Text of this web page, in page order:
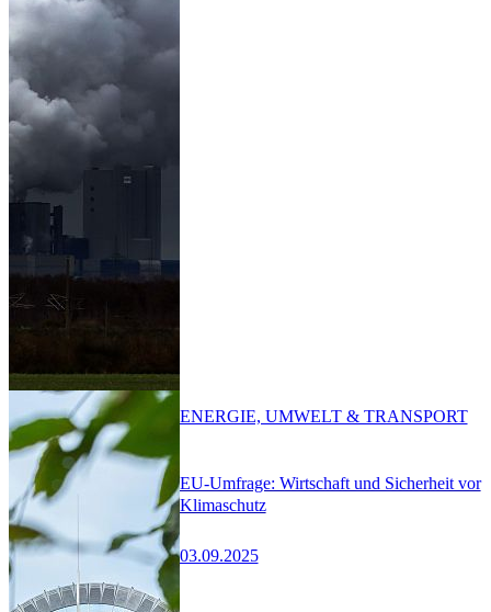
EU-Umfrage: Wirtschaft und Sicherheit vor
Klimaschutz
03.09.2025
ENERGIE, UMWELT & TRANSPORT